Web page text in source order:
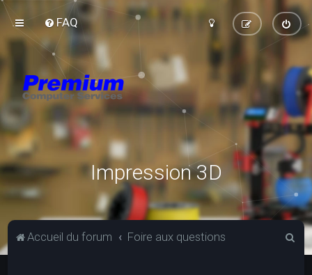
FAQ
Impression 3D
Accueil du forum Foire aux questions